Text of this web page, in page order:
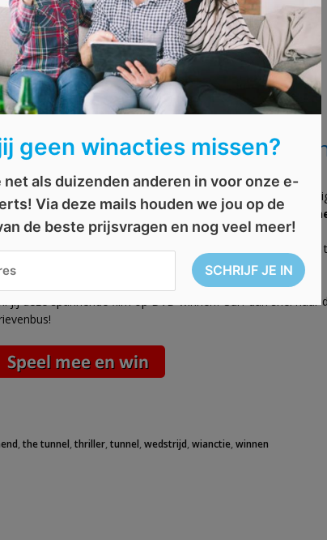
Win de DVD The
gaat niets boven een spannende film kijken en even van je
prijsvraagenwin de DVDvan de gloednieuwefilm
gelukkige winnaars kunnen binnenkort als eerste de
gaat over een auto ongeval dat plaatsvindt in een tunnel.
jij deze spannende film op DVD winnen? Surf dan snel
,the tunnel ,thriller ,tunnel ,wedstrijd ,wianctie ,winnen
geen winacties missen?
net als duizenden anderen in voor onze e-
Via deze mails houden we jou op de
de beste prijsvragen en nog veel meer!